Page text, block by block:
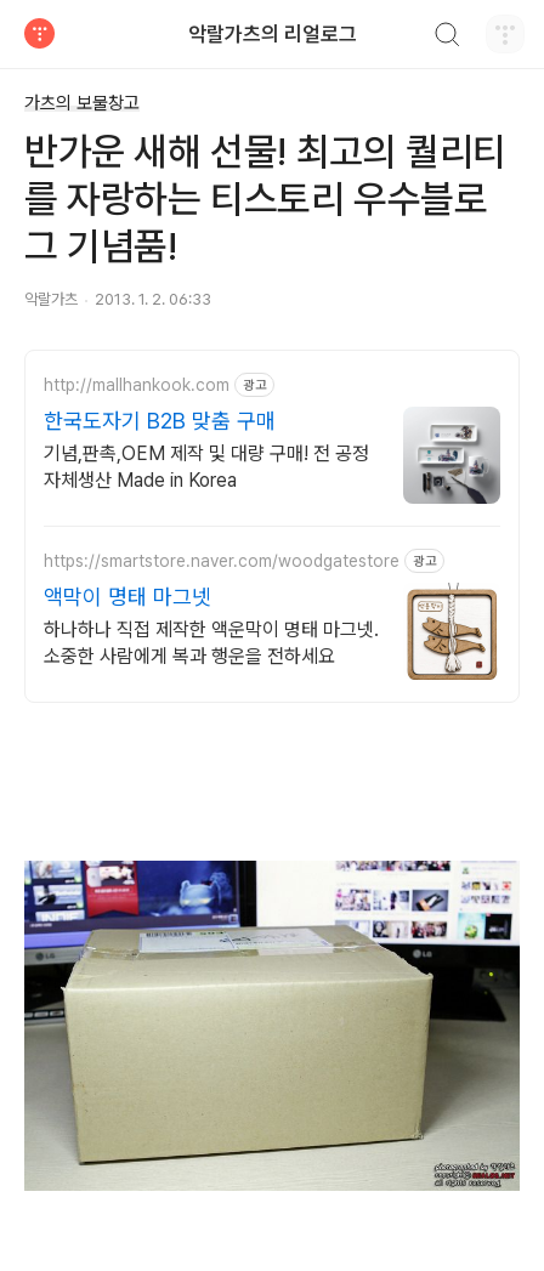
악랄가츠의 리얼로그
가츠의 보물창고
반가운 새해 선물! 최고의 퀄리티
를 자랑하는 티스토리 우수블로
그 기념품!
악랄가츠 2013. 1. 2. 06:33
http://mallhankook.com 광고
한국도자기 B2B 맞춤 구매
기념,판촉,OEM 제작 및 대량 구매! 전 공정
자체생산 Made in Korea
https://smartstore.naver.com/woodgatestore 광고
액막이 명태 마그넷
하나하나 직접 제작한 액운막이 명태 마그넷.
소중한 사람에게 복과 행운을 전하세요